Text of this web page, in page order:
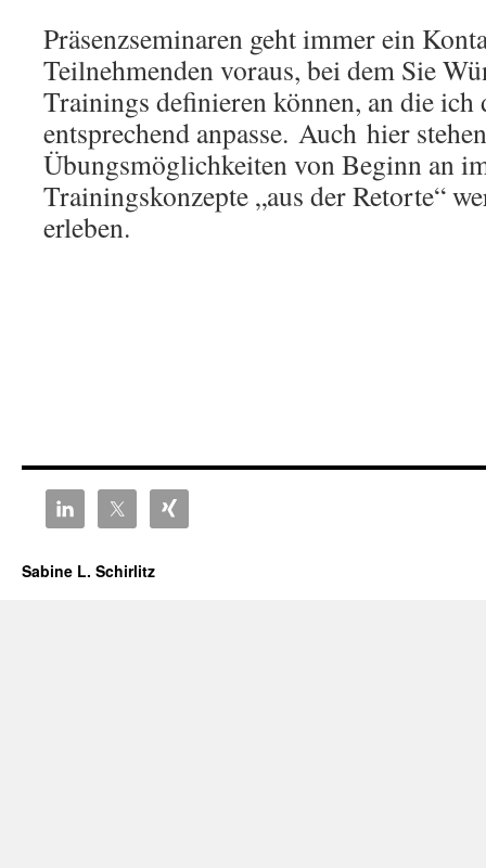
Präsenzseminaren geht immer ein
Teilnehmenden voraus, bei dem Sie
Trainings definieren können, an die ich
entsprechend anpasse. Auch hier
Übungsmöglichkeiten von Beginn an
Trainingskonzepte „aus der Retorte“
erleben.
Sabine L. Schirlitz